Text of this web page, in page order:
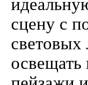
сцену с
световых
освещать